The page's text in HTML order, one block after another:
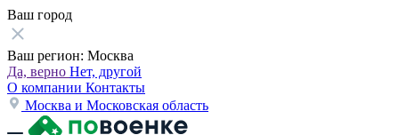
Ваш город
Ваш регион: Москва
Да, верно Нет, другой
О компании Контакты
Москва и Московская область